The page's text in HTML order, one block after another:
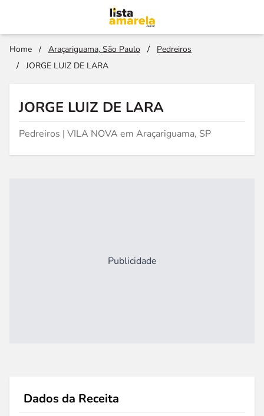
Home / Araçariguama, São Paulo /
Pedreiros
/
JORGE LUIZ DE LARA
JORGE LUIZ DE LARA
Pedreiros | VILA NOVA em Araçariguama, SP
Publicidade
Dados da Receita